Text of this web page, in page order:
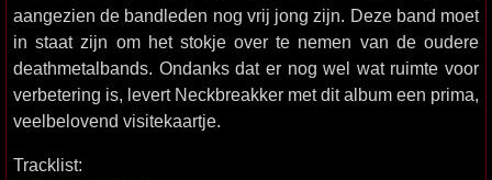
aangezien de bandleden nog vrij jong zijn. Deze band moet
in staat zijn om het stokje over te nemen van de oudere
deathmetalbands. Ondanks dat er nog wel wat ruimte voor
verbetering is, levert Neckbreakker met dit album een prima,
veelbelovend visitekaartje.
Tracklist: